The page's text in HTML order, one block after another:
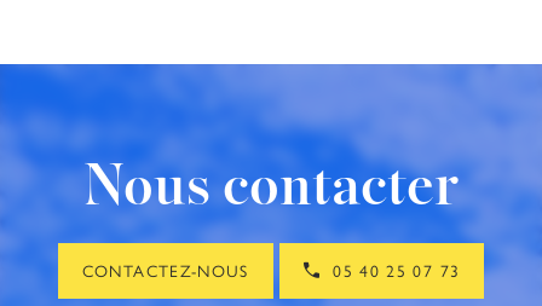
Nous contacter
CONTACTEZ-NOUS 05 40 25 07 73